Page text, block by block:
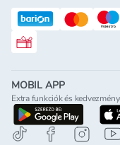
Rossmann
MOBIL APP
Extra funkciók és